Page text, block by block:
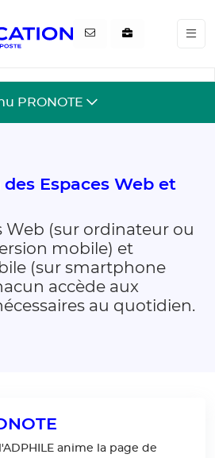
PRONOTE
Espaces Web et
Web (sur ordinateur ou
mobile) et
(sur smartphone
accède aux
au quotidien.
anime la page de